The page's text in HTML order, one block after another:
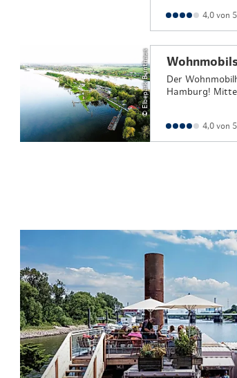
4,0 von 5
© Elbepark Bunthaus
Der
Hamburg!
4,0 von 5